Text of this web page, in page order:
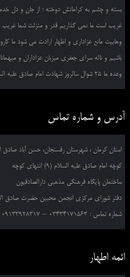
بسته و چشم به کراماتش دوخته ؛ از جان و دل
غریب است ما نمی گذاریم قدر و منزلت شما غریب
وهابیت مانع عزاداری و اظهار ارادت می شود ما
باشیم و ناله سرای جعفری میزبان عزاداران و
وعده ما 25 شوال سالروز شهادت امام صادق علیه السلام
آدرس و شماره تماس
استان کرمان ، شهرستان رفسنجان، حسن آباد صادق
کوچه امام صادق علیه السلام (9) انتهای کوچه
ساختمان پایگاه فرهنگی مذهبی دارالصادقیون
دفتر شورای مرکزی انجمن محبین حضرت صادق
شماره تماس : 03434171563 – 09133928317
ائمه اطهار